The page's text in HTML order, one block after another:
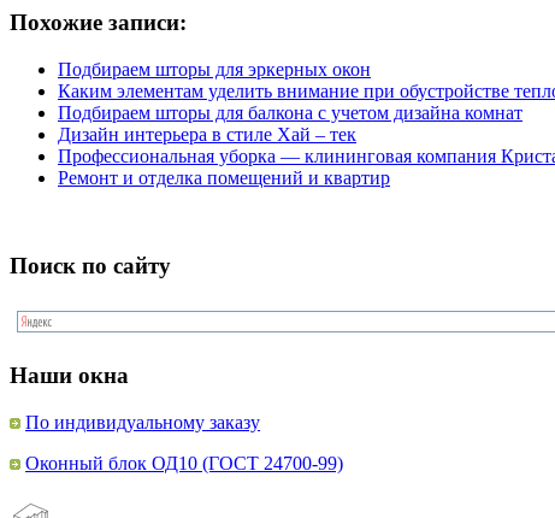
Похожие записи:
Подбираем шторы для эркерных окон
Каким элементам уделить внимание при обустройстве
Подбираем шторы для балкона с учетом дизайна комнат
Дизайн интерьера в стиле Хай – тек
Профессиональная уборка — клининговая компания
Ремонт и отделка помещений и квартир
Поиск по сайту
Наши окна
По индивидуальному заказу
Оконный блок ОД10 (ГОСТ 24700-99)